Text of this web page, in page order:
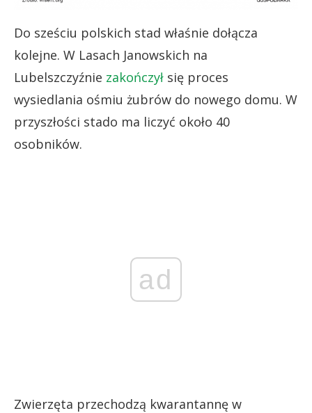
Do sześciu polskich stad właśnie dołącza
kolejne. W Lasach Janowskich na
Lubelszczyźnie zakończył się proces
wysiedlania ośmiu żubrów do nowego domu. W
przyszłości stado ma liczyć około 40
osobników.
ad
Zwierzęta przechodzą kwarantannę w